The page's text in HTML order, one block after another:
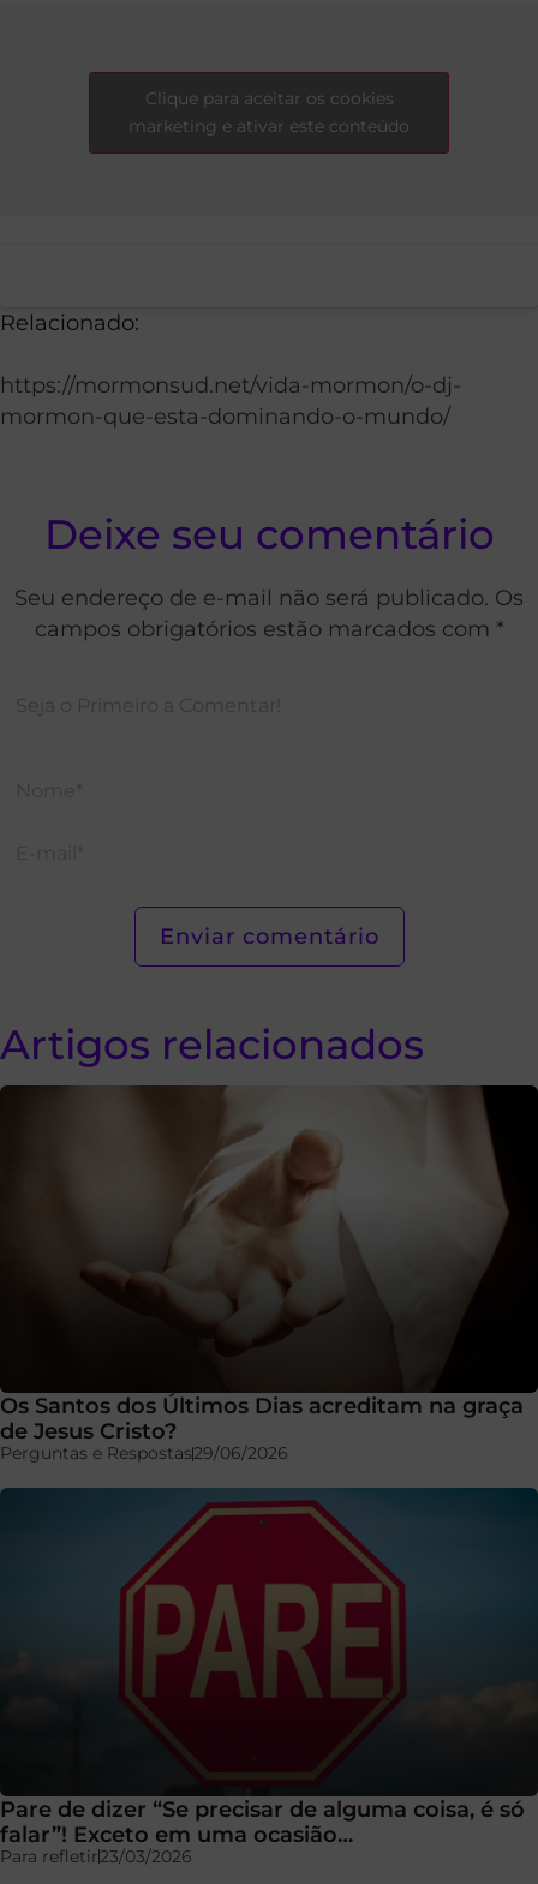
Clique para aceitar os cookies
marketing e ativar este conteúdo
Relacionado:
https://mormonsud.net/vida-mormon/o-dj-
mormon-que-esta-dominando-o-mundo/
Deixe seu comentário
Seu endereço de e-mail não será publicado. Os
campos obrigatórios estão marcados com *
Artigos relacionados
Os Santos dos Últimos Dias acreditam na graça
de Jesus Cristo?
Perguntas e Respostas29/06/2026
Pare de dizer “Se precisar de alguma coisa, é só
falar”! Exceto em uma ocasião…
Para refletir23/03/2026